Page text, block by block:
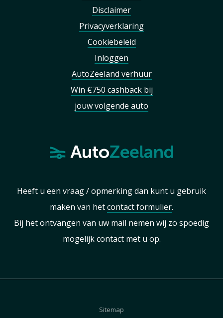
Disclaimer
Privacyverklaring
Cookiebeleid
Inloggen
AutoZeeland verhuur
Win €750 cashback bij
jouw volgende auto
Heeft u een vraag / opmerking dan kunt u gebruik
maken van hetcontact formulier.
Bij het ontvangen van uw mail nemen wij zo spoedig
mogelijk contact met u op.
Sitemap